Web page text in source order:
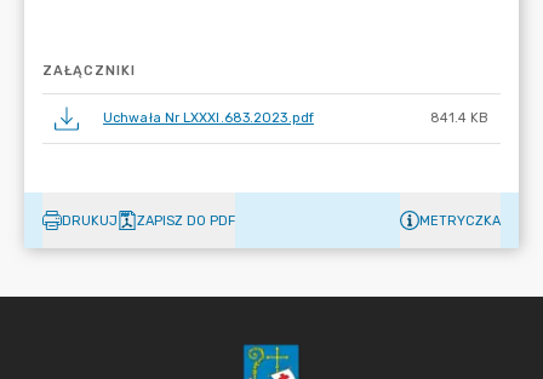
ZAŁĄCZNIKI
Uchwała Nr LXXXI.683.2023.pdf 841.4 KB
DRUKUJ ZAPISZ DO PDF METRYCZKA